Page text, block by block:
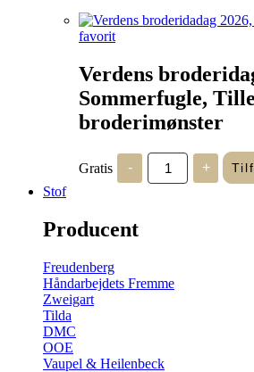
favorit
Verdens
Sommerfugle,
broderimønster
Gratis -
Verdens
broderidag
2026
+
Stof
Producent
Freudenberg
Håndarbejdets Fremme
Zweigart
Tilda
DMC
OOE
Vaupel & Heilenbeck